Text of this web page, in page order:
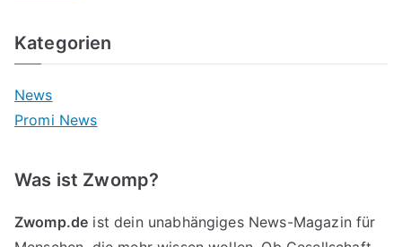
Kategorien
News
Promi News
Was ist Zwomp?
Zwomp.de ist dein unabhängiges News-Magazin für